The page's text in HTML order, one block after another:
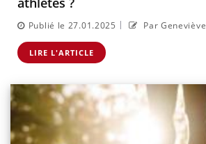
Publié le 27.01.2025 | Par
LIRE L'ARTICLE